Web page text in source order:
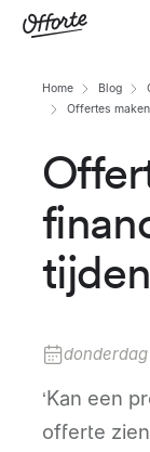
Home Blog
Offertes
tijden
‘Kan een
offerte